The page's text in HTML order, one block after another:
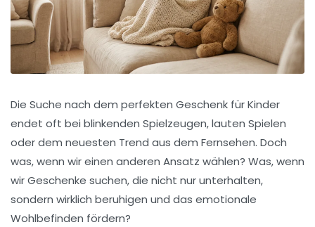
Die Suche nach dem perfekten Geschenk für Kinder
endet oft bei blinkenden Spielzeugen, lauten Spielen
oder dem neuesten Trend aus dem Fernsehen. Doch
was, wenn wir einen anderen Ansatz wählen? Was, wenn
wir Geschenke suchen, die nicht nur unterhalten,
sondern wirklich beruhigen und das emotionale
Wohlbefinden fördern?